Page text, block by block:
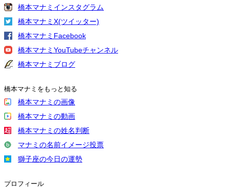
橋本マナミインスタグラム
橋本マナミX(ツイッター)
橋本マナミFacebook
橋本マナミYouTubeチャンネル
橋本マナミブログ
橋本マナミをもっと知る
橋本マナミの画像
橋本マナミの動画
橋本マナミの姓名判断
マナミの名前イメージ投票
獅子座の今日の運勢
プロフィール